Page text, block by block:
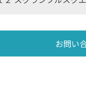
お問い